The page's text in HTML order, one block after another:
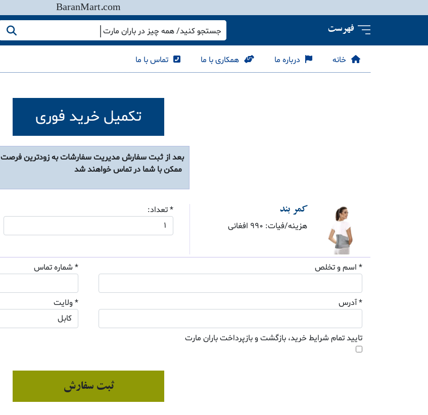
BaranMart.com
فهرست جستجو کنید/ همه چیز در باران مارت
خانه درباره ما همکاری با ما تماس با ما
تکمیل خرید فوری
بعد از ثبت سفارش مدیریت سفارشات به زودترین فرصت
ممکن با شما در تماس خواهند شد
کمر بند
هزینه/فیات: 990 افغانی
* تعداد:
* اسم و تخلص * شماره تماس
* آدرس * ولایت
تایید تمام شرایط خرید، بازگشت و بازپرداخت باران مارت
ثبت سفارش